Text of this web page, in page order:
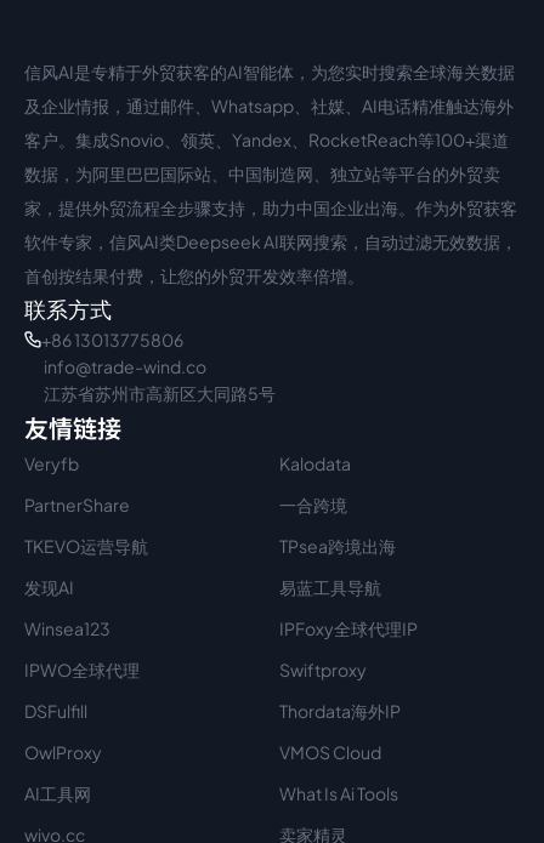
中文入口
信风AI是专精于外贸获客的AI智能体，为您实时搜索全球海关数据
及企业情报，通过邮件、Whatsapp、社媒、AI电话精准触达海外
客户。集成Snovio、领英、Yandex、RocketReach等100+渠道
数据，为阿里巴巴国际站、中国制造网、独立站等平台的外贸卖
家，提供外贸流程全步骤支持，助力中国企业出海。作为外贸获客
软件专家，信风AI类Deepseek AI联网搜索，自动过滤无效数据，
首创按结果付费，让您的外贸开发效率倍增。
联系方式
+86 13013775806
info@trade-wind.co
江苏省苏州市高新区大同路5号
友情链接
Veryfb
Kalodata
PartnerShare
一合跨境
TKEVO运营导航
TPsea跨境出海
发现AI
易蓝工具导航
Winsea123
IPFoxy全球代理IP
IPWO全球代理
Swiftproxy
DSFulfill
Thordata海外IP
OwlProxy
VMOS Cloud
AI工具网
What Is Ai Tools
wivo.cc
卖家精灵